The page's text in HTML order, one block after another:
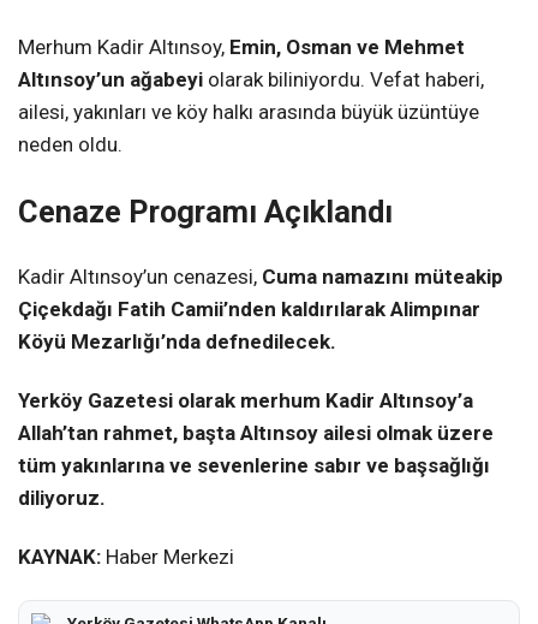
Merhum Kadir Altınsoy, Emin, Osman ve Mehmet
Altınsoy’un ağabeyi olarak biliniyordu. Vefat haberi,
ailesi, yakınları ve köy halkı arasında büyük üzüntüye
neden oldu.
Cenaze Programı Açıklandı
Kadir Altınsoy’un cenazesi, Cuma namazını müteakip
Çiçekdağı Fatih Camii’nden kaldırılarak Alimpınar
Köyü Mezarlığı’nda defnedilecek.
Yerköy Gazetesi olarak merhum Kadir Altınsoy’a
Allah’tan rahmet, başta Altınsoy ailesi olmak üzere
tüm yakınlarına ve sevenlerine sabır ve başsağlığı
diliyoruz.
KAYNAK: Haber Merkezi